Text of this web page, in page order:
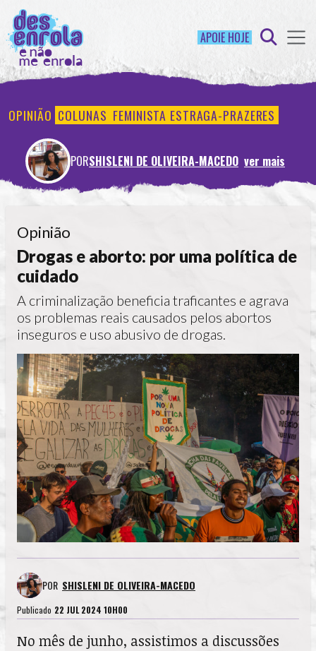
APOIE HOJE
OPINIÃO COLUNAS FEMINISTA ESTRAGA-PRAZERES
PORSHISLENI DE OLIVEIRA-MACEDO ver mais
Opinião
Drogas e aborto: por uma política de
cuidado
A criminalização beneficia traficantes e agrava
os problemas reais causados pelos abortos
inseguros e uso abusivo de drogas.
POR SHISLENI DE OLIVEIRA-MACEDO
Publicado 22 JUL 2024 10H00
No mês de junho, assistimos a discussões